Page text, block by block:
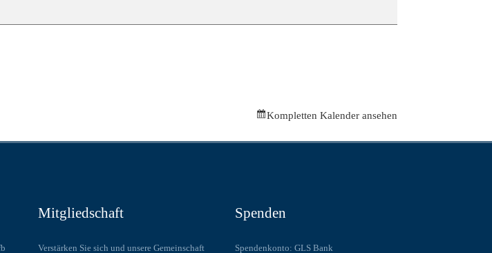
Kompletten Kalender ansehen
Mitgliedschaft
Verstärken Sie sich und unsere Gemeinschaft
Spenden
Spendenkonto: GLS Bank